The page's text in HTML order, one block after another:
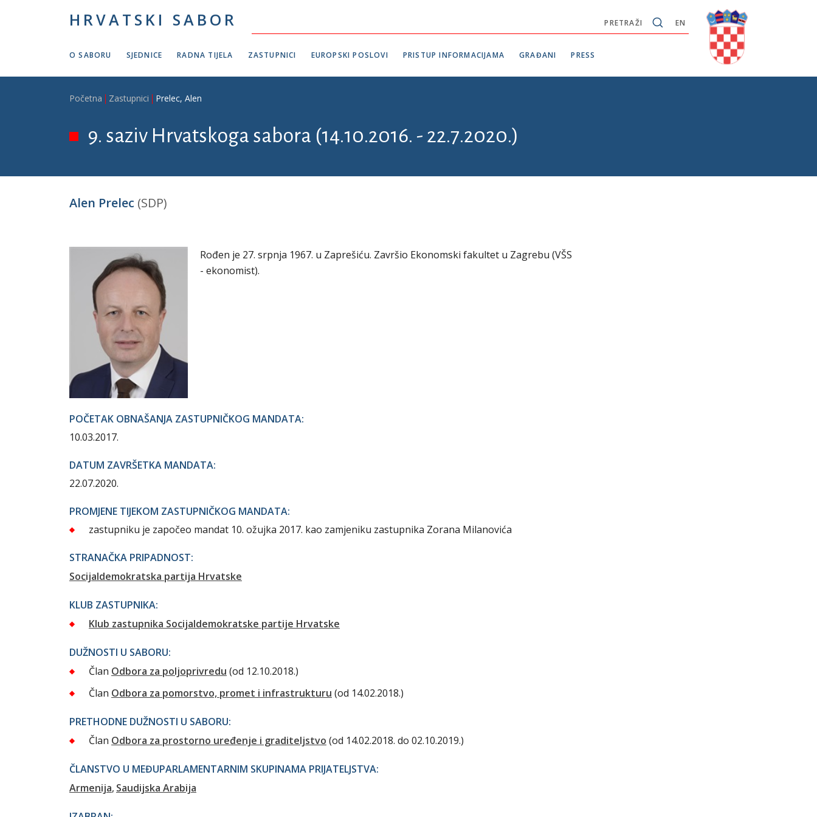
HRVATSKI SABOR EN
PRETRAŽI
O SABORU SJEDNICE RADNA TIJELA ZASTUPNICI EUROPSKI POSLOVI PRISTUP INFORMACIJAMA GRAĐANI PRESS
Breadcrumb
Početna Zastupnici Prelec, Alen
9. saziv Hrvatskoga sabora (14.10.2016. - 22.7.2020.)
Alen Prelec (SDP)
Rođen je 27. srpnja 1967. u Zaprešiću. Završio Ekonomski fakultet u Zagrebu (VŠS
- ekonomist).
POČETAK OBNAŠANJA ZASTUPNIČKOG MANDATA:
10.03.2017.
DATUM ZAVRŠETKA MANDATA:
22.07.2020.
PROMJENE TIJEKOM ZASTUPNIČKOG MANDATA:
zastupniku je započeo mandat 10. ožujka 2017. kao zamjeniku zastupnika Zorana Milanovića
STRANAČKA PRIPADNOST:
Socijaldemokratska partija Hrvatske
KLUB ZASTUPNIKA:
Klub zastupnika Socijaldemokratske partije Hrvatske
DUŽNOSTI U SABORU:
Član Odbora za poljoprivredu (od 12.10.2018.)
Član Odbora za pomorstvo, promet i infrastrukturu (od 14.02.2018.)
PRETHODNE DUŽNOSTI U SABORU:
Član Odbora za prostorno uređenje i graditeljstvo (od 14.02.2018. do 02.10.2019.)
ČLANSTVO U MEĐUPARLAMENTARNIM SKUPINAMA PRIJATELJSTVA:
Armenija Saudijska Arabija